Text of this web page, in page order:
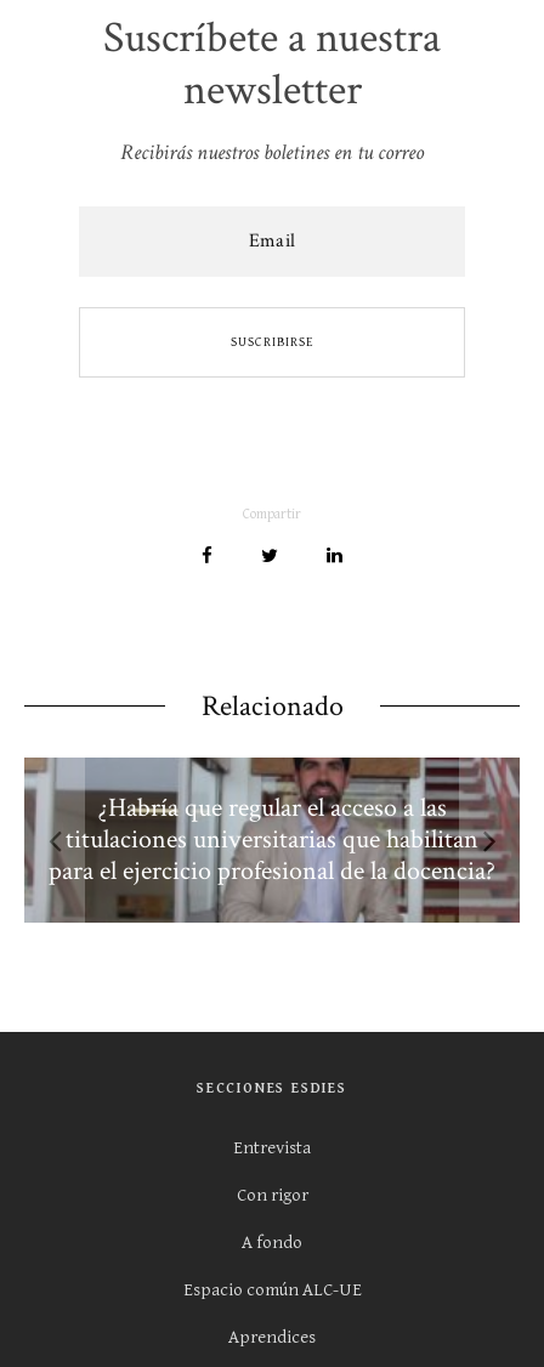
Suscríbete a nuestra
newsletter
Recibirás nuestros boletines en tu correo
Compartir
Relacionado
¿Cómo deberíamos adquirir y acreditar las
competencias para ser maestro y/o
profesor de secundaria?
SECCIONES ESDIES
Entrevista
Con rigor
A fondo
Espacio común ALC-UE
Aprendices